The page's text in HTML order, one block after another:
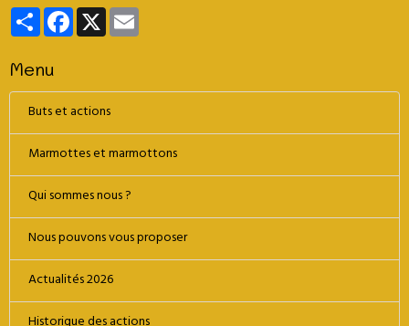
PartagerFacebook
X
Menu
Buts et actions
Marmottes et marmottons
Qui sommes nous ?
Nous pouvons vous proposer
Actualités 2026